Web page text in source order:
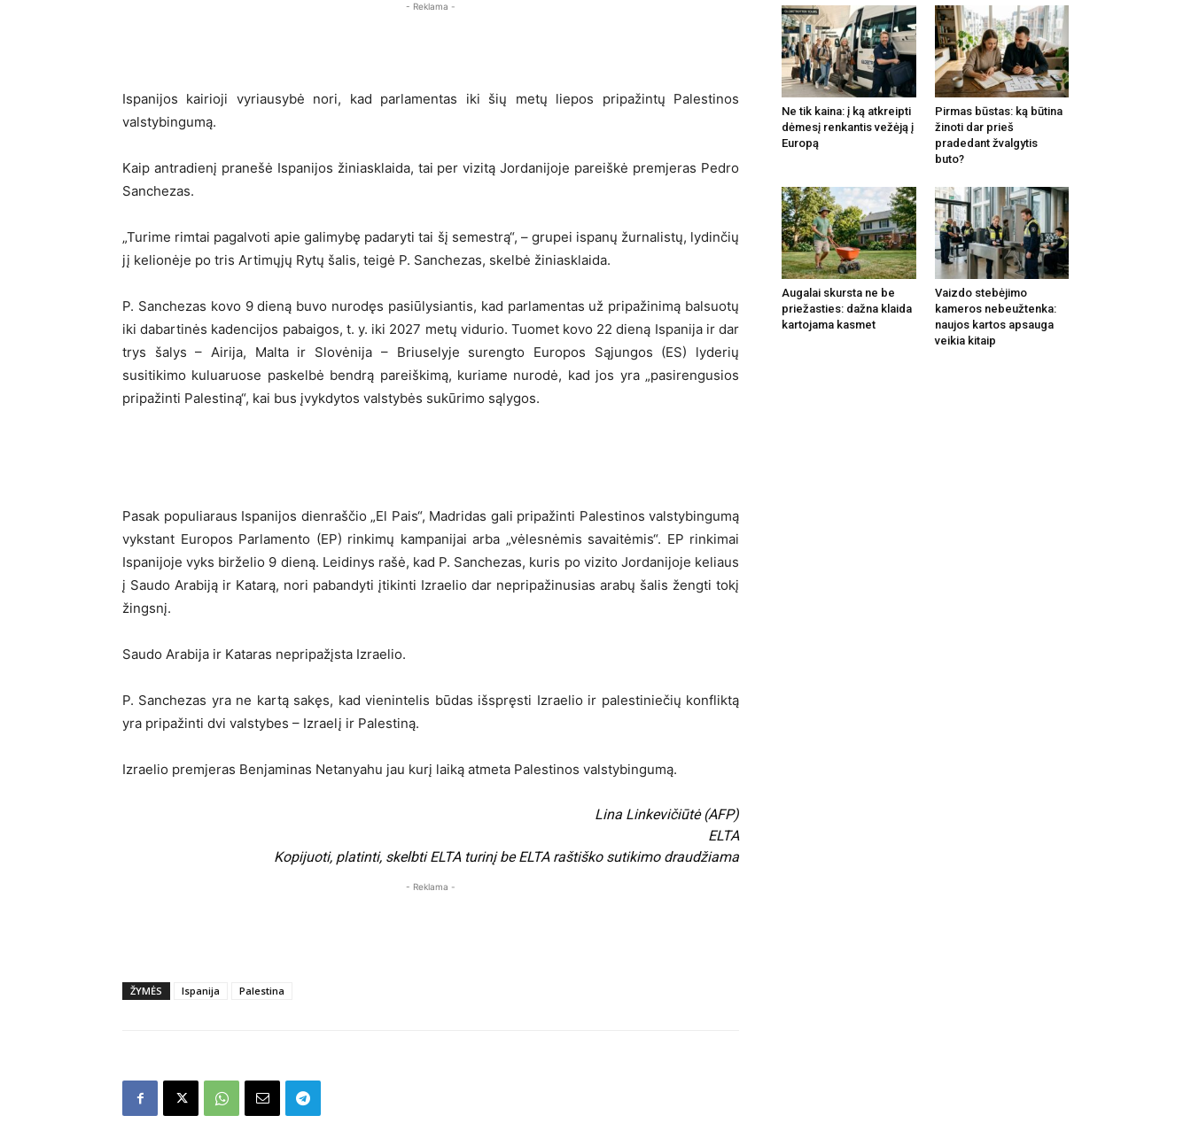
- Reklama -
Ispanijos kairioji vyriausybė nori, kad parlamentas iki šių metų liepos pripažintų Palestinos
valstybingumą.
Kaip antradienį pranešė Ispanijos žiniasklaida, tai per vizitą Jordanijoje pareiškė premjeras Pedro
Sanchezas.
„Turime rimtai pagalvoti apie galimybę padaryti tai šį semestrą“, – grupei ispanų žurnalistų, lydinčių
jį kelionėje po tris Artimųjų Rytų šalis, teigė P. Sanchezas, skelbė žiniasklaida.
P. Sanchezas kovo 9 dieną buvo nurodęs pasiūlysiantis, kad parlamentas už pripažinimą balsuotų
iki dabartinės kadencijos pabaigos, t. y. iki 2027 metų vidurio. Tuomet kovo 22 dieną Ispanija ir dar
trys šalys – Airija, Malta ir Slovėnija – Briuselyje surengto Europos Sąjungos (ES) lyderių
susitikimo kuluaruose paskelbė bendrą pareiškimą, kuriame nurodė, kad jos yra „pasirengusios
pripažinti Palestiną“, kai bus įvykdytos valstybės sukūrimo sąlygos.
Pasak populiaraus Ispanijos dienraščio „El Pais“, Madridas gali pripažinti Palestinos valstybingumą
vykstant Europos Parlamento (EP) rinkimų kampanijai arba „vėlesnėmis savaitėmis“. EP rinkimai
Ispanijoje vyks birželio 9 dieną. Leidinys rašė, kad P. Sanchezas, kuris po vizito Jordanijoje keliaus
į Saudo Arabiją ir Katarą, nori pabandyti įtikinti Izraelio dar nepripažinusias arabų šalis žengti tokį
žingsnį.
Saudo Arabija ir Kataras nepripažįsta Izraelio.
P. Sanchezas yra ne kartą sakęs, kad vienintelis būdas išspręsti Izraelio ir palestiniečių konfliktą
yra pripažinti dvi valstybes – Izraelį ir Palestiną.
Izraelio premjeras Benjaminas Netanyahu jau kurį laiką atmeta Palestinos valstybingumą.
Lina Linkevičiūtė (AFP)
ELTA
Kopijuoti, platinti, skelbti ELTA turinį be ELTA raštiško sutikimo draudžiama
- Reklama -
ŽYMĖS Ispanija Palestina
Ne tik kaina: į ką atkreipti
dėmesį renkantis vežėją į
Europą
Pirmas būstas: ką būtina
žinoti dar prieš
pradedant žvalgytis
buto?
Augalai skursta ne be
priežasties: dažna klaida
kartojama kasmet
Vaizdo stebėjimo
kameros nebeužtenka:
naujos kartos apsauga
veikia kitaip